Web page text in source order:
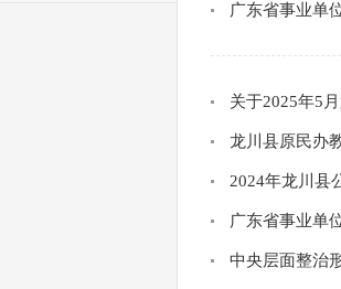
广东省事业单
关于2025年5
龙川县原民办
2024年龙川县
广东省事业单
中央层面整治